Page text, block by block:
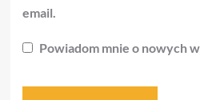
email.
Powiadom mnie o nowych